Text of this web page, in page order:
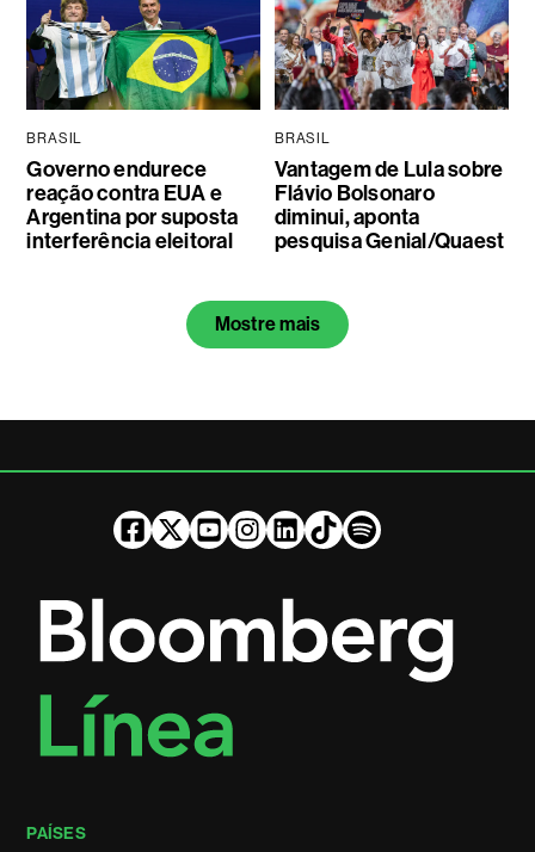
BRASIL
Governo endurece
reação contra EUA e
Argentina por suposta
interferência eleitoral
BRASIL
Vantagem de Lula sobre
Flávio Bolsonaro
diminui, aponta
pesquisa Genial/Quaest
Mostre mais
PAÍSES